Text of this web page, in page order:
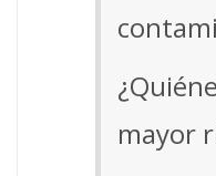
mayor